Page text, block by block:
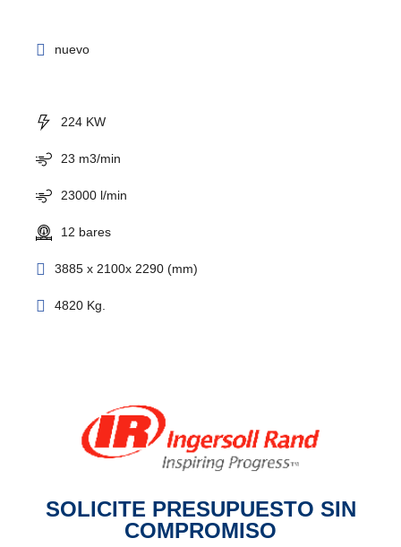
nuevo
224 KW
23 m3/min
23000 l/min
12 bares
3885 x 2100x 2290 (mm)
4820 Kg.
SOLICITE PRESUPUESTO SIN
COMPROMISO